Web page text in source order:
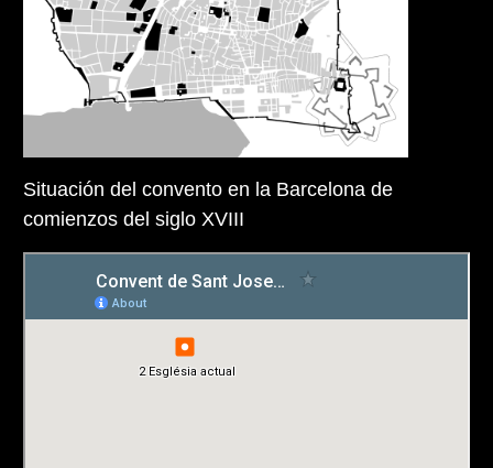
Situación del convento en la Barcelona de
comienzos del siglo XVIII